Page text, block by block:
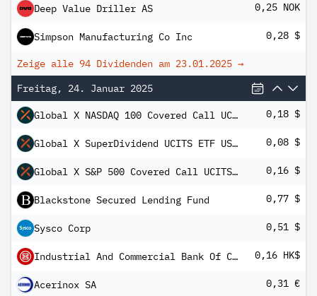
Deep Value Driller AS 0,25 NOK
Simpson Manufacturing Co Inc 0,28 $
Zeige alle 94 Dividenden am 23.01.2025 →
Freitag, 24. Januar 2025
Global X NASDAQ 100 Covered Call UCITS ETF Dis 0,18 $
Global X SuperDividend UCITS ETF USD Dis 0,08 $
Global X S&P 500 Covered Call UCITS ETF Inc 0,16 $
Blackstone Secured Lending Fund 0,77 $
Sysco Corp 0,51 $
Industrial And Commercial Bank Of China Ltd Class H 0,16 HK$
Acerinox SA 0,31 €